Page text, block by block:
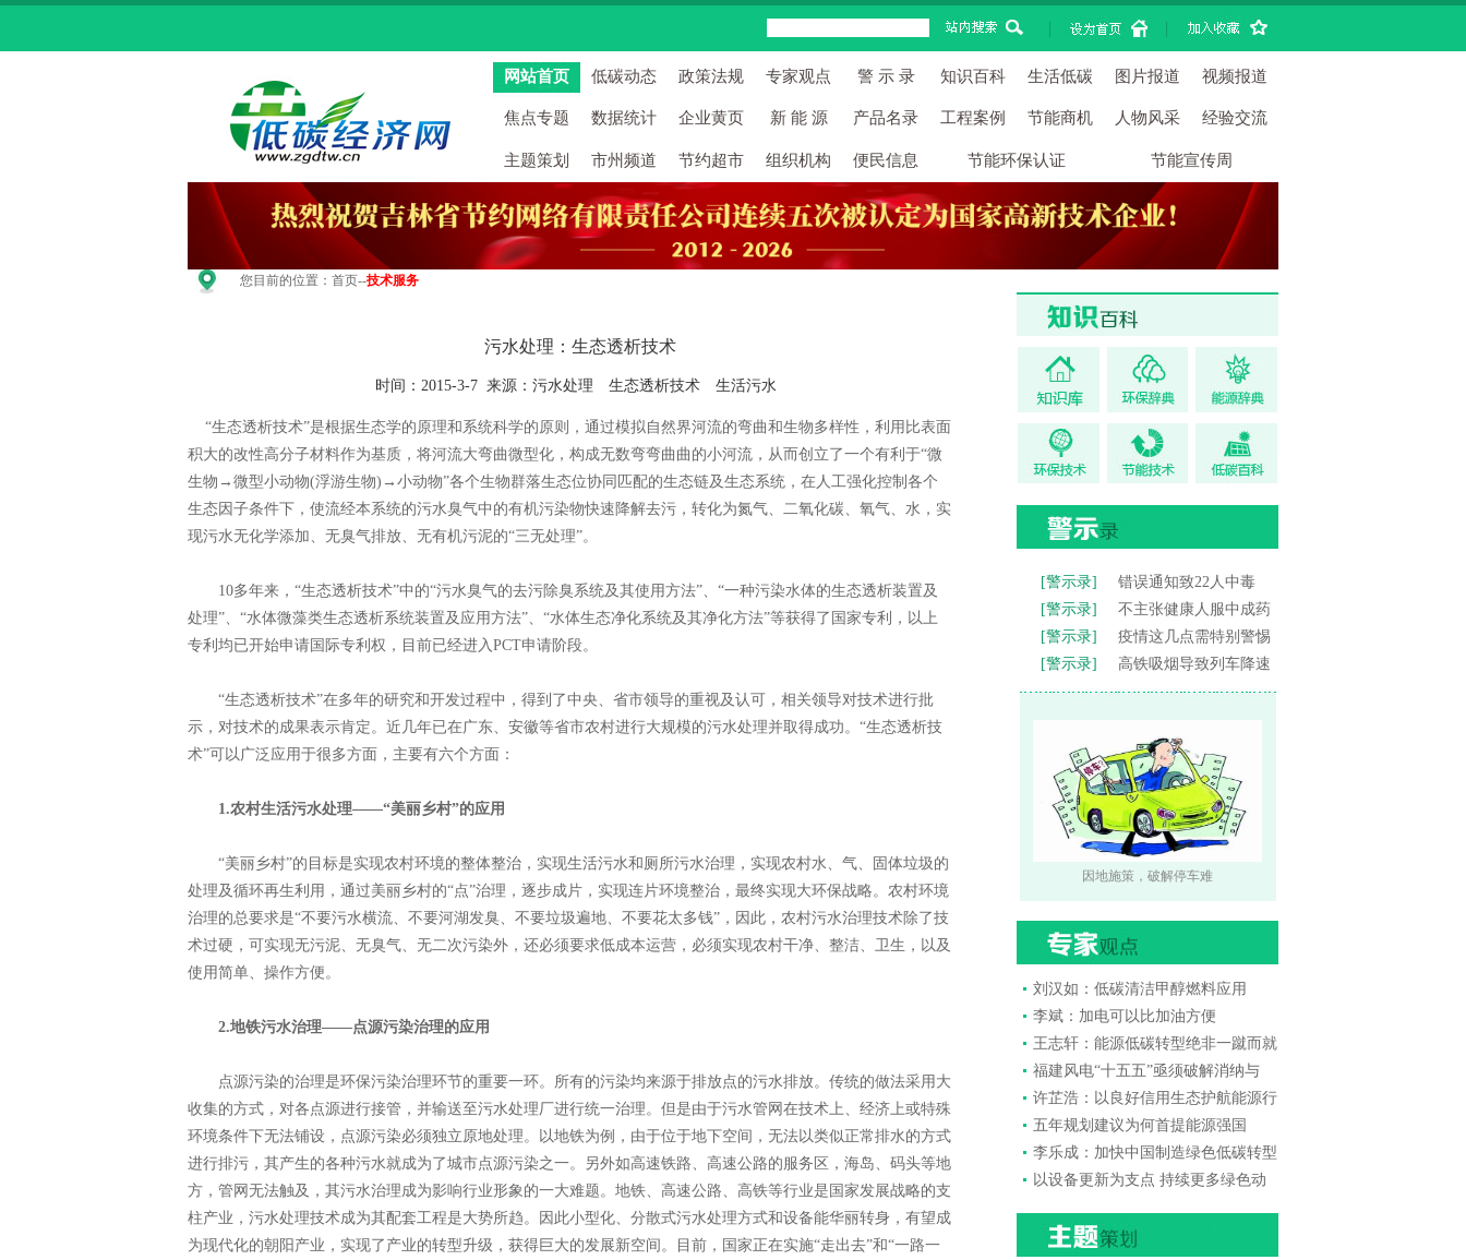
| |
网站首页 低碳动态 政策法规 专家观点 警 示 录 知识百科 生活低碳 图片报道 视频报道
焦点专题 数据统计 企业黄页 新 能 源 产品名录 工程案例 节能商机 人物风采 经验交流
主题策划 市州频道 节约超市 组织机构 便民信息 节能环保认证 节能宣传周
您目前的位置： 首页--技术服务
污水处理：生态透析技术
时间：2015-3-7 来源：污水处理 生态透析技术 生活污水
“生态透析技术”是根据生态学的原理和系统科学的原则，通过模拟自然界河流的弯曲和生物多样性，利用比表面
积大的改性高分子材料作为基质，将河流大弯曲微型化，构成无数弯弯曲曲的小河流，从而创立了一个有利于“微
生物→微型小动物(浮游生物)→小动物”各个生物群落生态位协同匹配的生态链及生态系统，在人工强化控制各个
生态因子条件下，使流经本系统的污水臭气中的有机污染物快速降解去污，转化为氮气、二氧化碳、氧气、水，实
现污水无化学添加、无臭气排放、无有机污泥的“三无处理”。
10多年来，“生态透析技术”中的“污水臭气的去污除臭系统及其使用方法”、“一种污染水体的生态透析装置及
处理”、“水体微藻类生态透析系统装置及应用方法”、“水体生态净化系统及其净化方法”等获得了国家专利，以上
专利均已开始申请国际专利权，目前已经进入PCT申请阶段。
“生态透析技术”在多年的研究和开发过程中，得到了中央、省市领导的重视及认可，相关领导对技术进行批
示，对技术的成果表示肯定。近几年已在广东、安徽等省市农村进行大规模的污水处理并取得成功。“生态透析技
术”可以广泛应用于很多方面，主要有六个方面：
1.农村生活污水处理——“美丽乡村”的应用
“美丽乡村”的目标是实现农村环境的整体整治，实现生活污水和厕所污水治理，实现农村水、气、固体垃圾的
处理及循环再生利用，通过美丽乡村的“点”治理，逐步成片，实现连片环境整治，最终实现大环保战略。农村环境
治理的总要求是“不要污水横流、不要河湖发臭、不要垃圾遍地、不要花太多钱”，因此，农村污水治理技术除了技
术过硬，可实现无污泥、无臭气、无二次污染外，还必须要求低成本运营，必须实现农村干净、整洁、卫生，以及
使用简单、操作方便。
2.地铁污水治理——点源污染治理的应用
点源污染的治理是环保污染治理环节的重要一环。所有的污染均来源于排放点的污水排放。传统的做法采用大
收集的方式，对各点源进行接管，并输送至污水处理厂进行统一治理。但是由于污水管网在技术上、经济上或特殊
环境条件下无法铺设，点源污染必须独立原地处理。以地铁为例，由于位于地下空间，无法以类似正常排水的方式
进行排污，其产生的各种污水就成为了城市点源污染之一。另外如高速铁路、高速公路的服务区，海岛、码头等地
方，管网无法触及，其污水治理成为影响行业形象的一大难题。地铁、高速公路、高铁等行业是国家发展战略的支
柱产业，污水处理技术成为其配套工程是大势所趋。因此小型化、分散式污水处理方式和设备能华丽转身，有望成
为现代化的朝阳产业，实现了产业的转型升级，获得巨大的发展新空间。目前，国家正在实施“走出去”和“一路一
[警示录]
错误通知致22人中毒
[警示录]
不主张健康人服中成药
[警示录]
疫情这几点需特别警惕
[警示录]
高铁吸烟导致列车降速
因地施策，破解停车难
刘汉如：低碳清洁甲醇燃料应用
李斌：加电可以比加油方便
王志轩：能源低碳转型绝非一蹴而就
福建风电“十五五”亟须破解消纳与
许芷浩：以良好信用生态护航能源行
五年规划建议为何首提能源强国
李乐成：加快中国制造绿色低碳转型
以设备更新为支点 持续更多绿色动